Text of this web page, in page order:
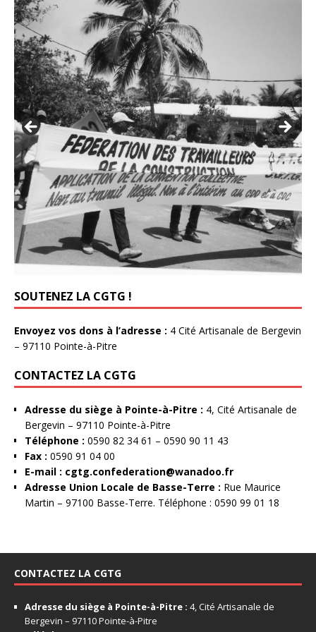
SOUTENEZ LA CGTG !
Envoyez vos dons à l’adresse : 4 Cité Artisanale de Bergevin
– 97110 Pointe-à-Pitre
CONTACTEZ LA CGTG
Adresse du siège à Pointe-à-Pitre : 4, Cité Artisanale de
Bergevin – 97110 Pointe-à-Pitre
Téléphone : 0590 82 34 61 – 0590 90 11 43
Fax : 0590 91 04 00
E-mail : cgtg.confederation@wanadoo.fr
Adresse Union Locale de Basse-Terre : Rue Maurice
Martin – 97100 Basse-Terre. Téléphone : 0590 99 01 18
CONTACTEZ LA CGTG
Adresse du siège à Pointe-à-Pitre : 4, Cité Artisanale de
Bergevin – 97110 Pointe-à-Pitre